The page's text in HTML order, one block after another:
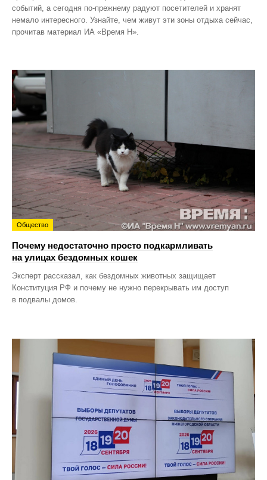
событий, а сегодня по‑прежнему радуют посетителей и хранят
немало интересного. Узнайте, чем живут эти зоны отдыха сейчас,
прочитав материал ИА «Время Н».
Общество
Почему недостаточно просто подкармливать
на улицах бездомных кошек
Эксперт рассказал, как бездомных животных защищает
Конституция РФ и почему не нужно перекрывать им доступ
в подвалы домов.